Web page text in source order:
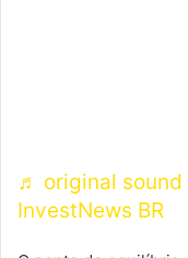
♬ original sound
InvestNews BR